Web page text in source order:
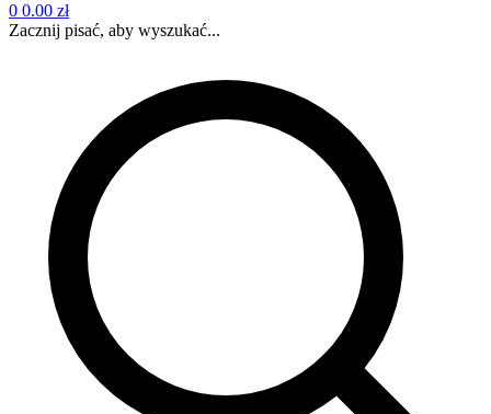
0 0.00 zł
Zacznij pisać, aby wyszukać...